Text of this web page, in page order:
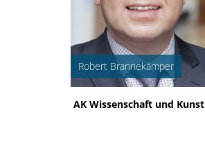
Robert Brannekämper
AK Wissenschaft und Kunst